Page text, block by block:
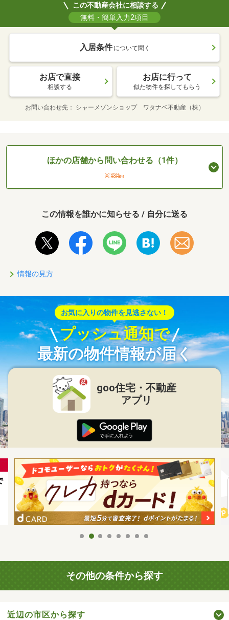
この不動産会社に相談する
無料・簡単入力2項目
入居条件 について聞く
お店で直接
相談する
お店に行って
似た物件を探してもらう
お問い合わせ先 シャーメゾンショップ ワタナベ不動産（株）
ほかの店舗から問い合わせる（1件）
この情報を誰かに知らせる / 自分に送る
情報の見方
お気に入りの物件を見逃さない！
プッシュ通知で
最新の物件情報が届く
goo住宅・不動産
アプリ
その他の条件から探す
近辺の市区から探す